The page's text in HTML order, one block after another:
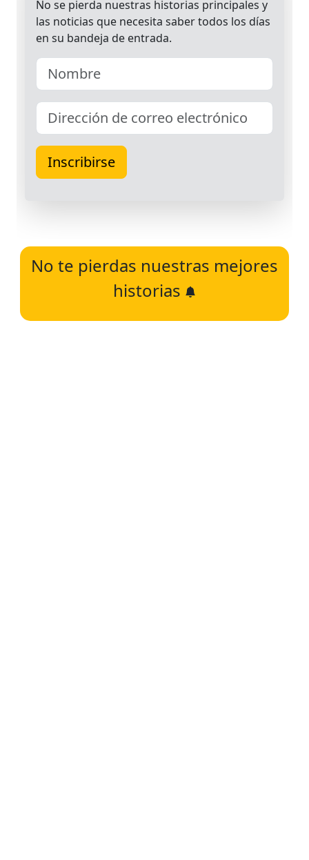
No te pierdas nuestras mejores
historias